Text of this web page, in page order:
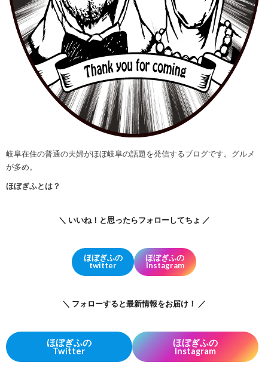
岐阜在住の普通の夫婦がほぼ岐阜の話題を発信するブログです。グルメ
が多め。
ほぼぎふとは？
＼ いいね！と思ったらフォローしてちょ ／
ほぼぎふの
twitter
ほぼぎふの
Instagram
＼ フォローすると最新情報をお届け！ ／
ほぼぎふの
Twitter
ほぼぎふの
Instagram